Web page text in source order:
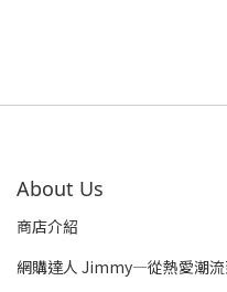
About Us
商店介紹
網購達人 Jimmy—從熱愛潮流